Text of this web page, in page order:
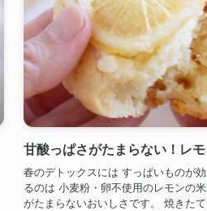
甘酸っぱさがたまらない！レ
春のデトックスには すっぱいものが
るのは 小麦粉・卵不使用のレモンの
がたまらないおいしさです。 焼きた